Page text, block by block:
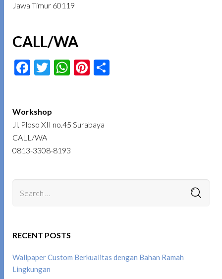
Jawa Timur 60119
CALL/WA
Facebook
Twitter
WhatsApp
Pinterest
Workshop
Jl. Ploso XII no.45 Surabaya
CALL/WA
0813-3308-8193
RECENT POSTS
Wallpaper Custom Berkualitas dengan Bahan Ramah
Lingkungan